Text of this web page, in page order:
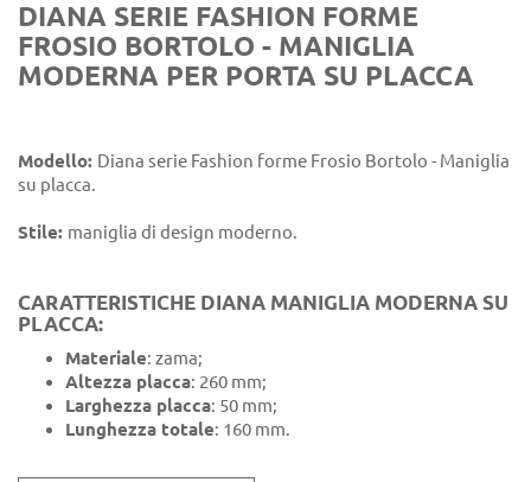
DIANA SERIE FASHION FORME
FROSIO BORTOLO - MANIGLIA
MODERNA PER PORTA SU PLACCA
Modello: Diana serie Fashion forme Frosio Bortolo - Maniglia
su placca.
Stile: maniglia di design moderno.
CARATTERISTICHE DIANA MANIGLIA MODERNA SU
PLACCA:
Materiale: zama;
Altezza placca: 260 mm;
Larghezza placca: 50 mm;
Lunghezza totale: 160 mm.